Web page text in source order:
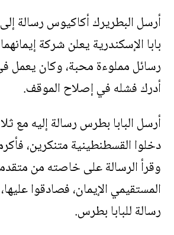
أرسل البطريرك أكاكيوس رسالة
بابا الإسكندرية يعلن شركة
رسائل مملوءة محبة، وكان يعمل
أدرك فشله في إصلاح الموقف.
أرسل البابا بطرس رسالة إليه مع
دخلوا القسطنطينية متنكرين،
وقرأ الرسالة على خاصته من
المستقيمي الإيمان، فصادقوا
رسالة للبابا بطرس.